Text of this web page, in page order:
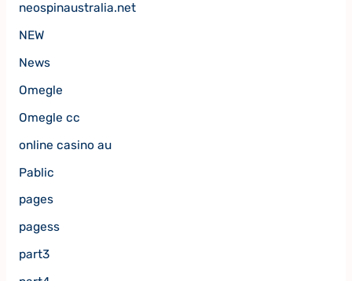
neospinaustralia.net
NEW
News
Omegle
Omegle cc
online casino au
Pablic
pages
pagess
part3